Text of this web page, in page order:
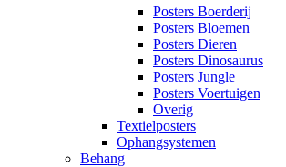
Posters Boerderij
Posters Bloemen
Posters Dieren
Posters Dinosaurus
Posters Jungle
Posters Voertuigen
Overig
Textielposters
Ophangsystemen
Behang